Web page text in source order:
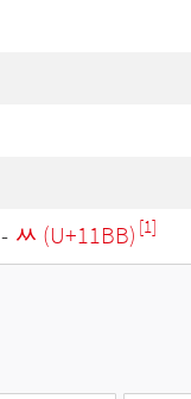
- ᆻ (U+11BB) [1]